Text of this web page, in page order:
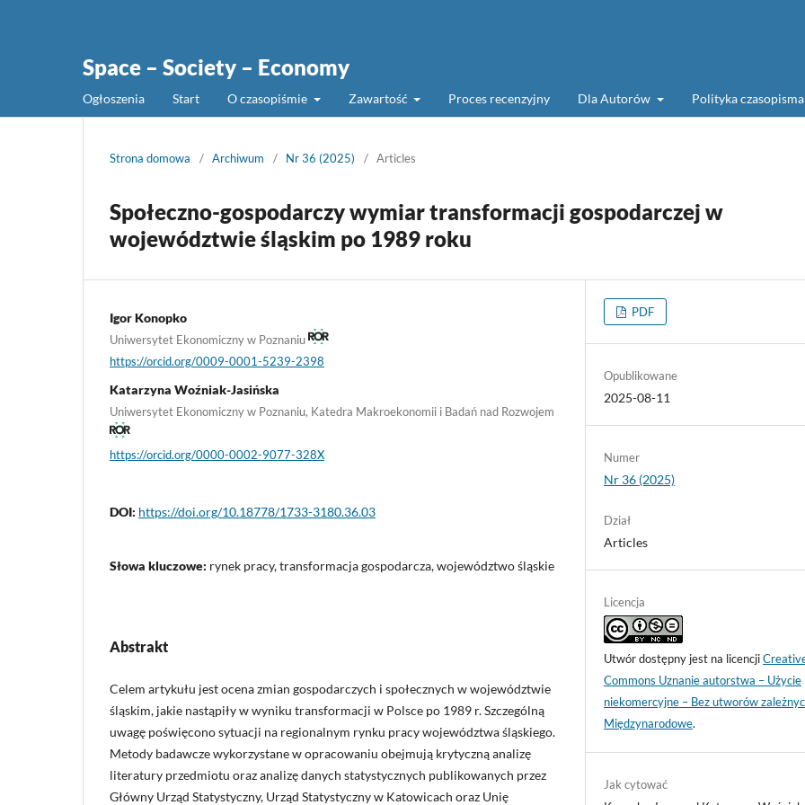
Space – Society – Economy
Ogłoszenia Start O czasopiśmie Zawartość Proces recenzyjny Dla Autorów Polityka czasopisma
Strona domowa / Archiwum / Nr 36 (2025) / Articles
Społeczno-gospodarczy wymiar transformacji gospodarczej w
województwie śląskim po 1989 roku
Igor Konopko
Uniwersytet Ekonomiczny w Poznaniu
https://orcid.org/0009-0001-5239-2398
Katarzyna Woźniak-Jasińska
Uniwersytet Ekonomiczny w Poznaniu, Katedra Makroekonomii i Badań nad Rozwojem
https://orcid.org/0000-0002-9077-328X
DOI: https://doi.org/10.18778/1733-3180.36.03
Słowa kluczowe: rynek pracy, transformacja gospodarcza, województwo śląskie
Abstrakt
Celem artykułu jest ocena zmian gospodarczych i społecznych w województwie
śląskim, jakie nastąpiły w wyniku transformacji w Polsce po 1989 r. Szczególną
uwagę poświęcono sytuacji na regionalnym rynku pracy województwa śląskiego.
Metody badawcze wykorzystane w opracowaniu obejmują krytyczną analizę
literatury przedmiotu oraz analizę danych statystycznych publikowanych przez
Główny Urząd Statystyczny, Urząd Statystyczny w Katowicach oraz Unię
PDF
Opublikowane
2025-08-11
Numer
Nr 36 (2025)
Dział
Articles
Licencja
Utwór dostępny jest na licencji
Commons Uznanie autorstwa – Użycie
niekomercyjne – Bez utworów
Międzynarodowe.
Jak cytować